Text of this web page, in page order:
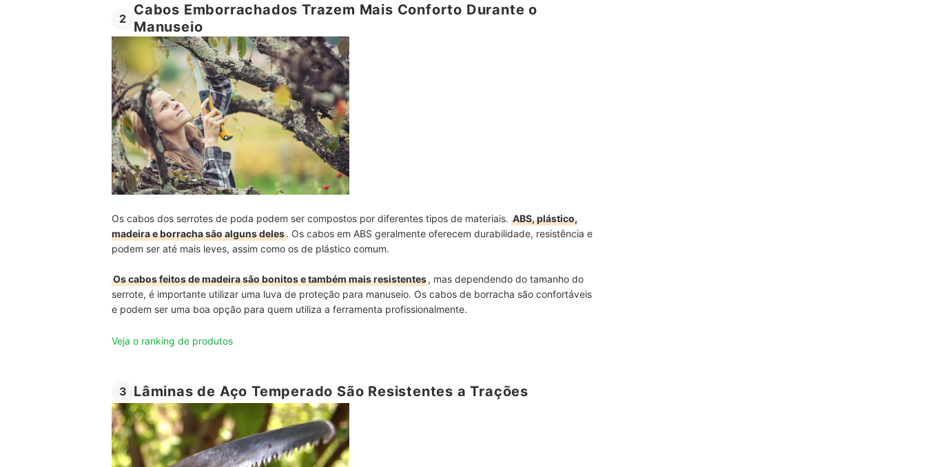
2
Cabos Emborrachados Trazem Mais Conforto Durante o
Manuseio
Os cabos dos serrotes de poda podem ser compostos por diferentes tipos de materiais. ABS, plástico,
madeira e borracha são alguns deles. Os cabos em ABS geralmente oferecem durabilidade, resistência e
podem ser até mais leves, assim como os de plástico comum.
Os cabos feitos de madeira são bonitos e também mais resistentes, mas dependendo do tamanho do
serrote, é importante utilizar uma luva de proteção para manuseio. Os cabos de borracha são confortáveis
e podem ser uma boa opção para quem utiliza a ferramenta profissionalmente.
Veja o ranking de produtos
3 Lâminas de Aço Temperado São Resistentes a Trações